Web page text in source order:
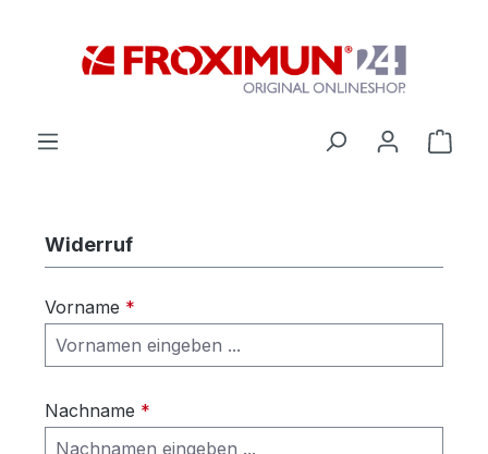
Widerruf
Vorname *
Nachname *